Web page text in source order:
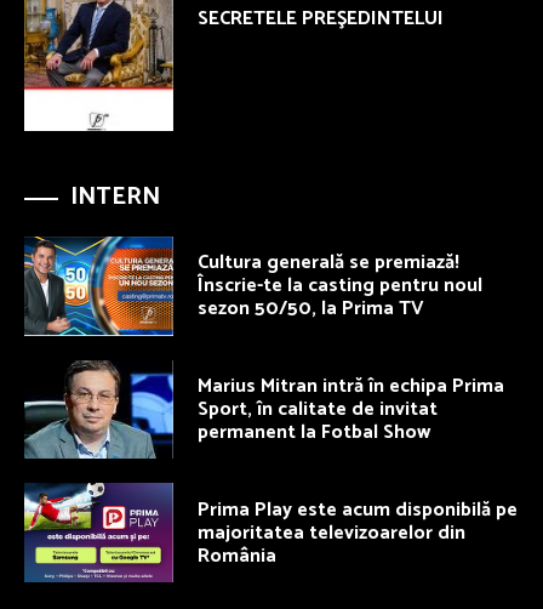
SECRETELE PREŞEDINTELUI
INTERN
Cultura generală se premiază!
Înscrie-te la casting pentru noul
sezon 50/50, la Prima TV
Marius Mitran intră în echipa Prima
Sport, în calitate de invitat
permanent la Fotbal Show
Prima Play este acum disponibilă pe
majoritatea televizoarelor din
România